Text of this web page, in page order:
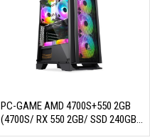
PC-GAME AMD 4700S+550 2GB
(4700S/ RX 550 2GB/ SSD 240GB/
550W/ DOS)